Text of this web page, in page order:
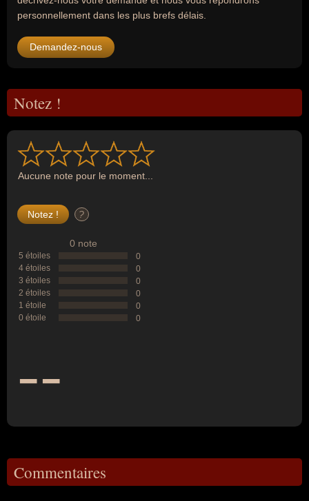
personnellement dans les plus brefs délais.
Demandez-nous
Notez !
Aucune note pour le moment...
?
0 note
5 étoiles
0
4 étoiles
0
3 étoiles
0
2 étoiles
0
1 étoile
0
0 étoile
0
--
Commentaires